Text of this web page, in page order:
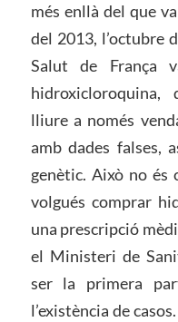
més enllà del que
del 2013, l’octubre
Salut de França
hidroxicloroquina,
lliure a només
amb dades falses,
genètic. Això no és
volgués comprar
una prescripció
el Ministeri de
ser la primera
l’existència de